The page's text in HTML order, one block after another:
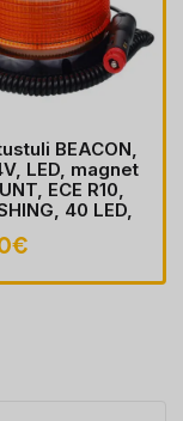
BEACON,
LED, magnet
ECE R10,
40 LED,
pesa
€